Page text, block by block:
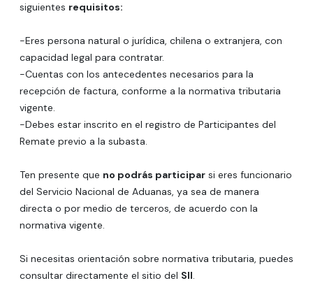
siguientes requisitos:
-Eres persona natural o jurídica, chilena o extranjera, con
capacidad legal para contratar.
-Cuentas con los antecedentes necesarios para la
recepción de factura, conforme a la normativa tributaria
vigente.
-Debes estar inscrito en el registro de Participantes del
Remate previo a la subasta.
Ten presente que no podrás participar si eres funcionario
del Servicio Nacional de Aduanas, ya sea de manera
directa o por medio de terceros, de acuerdo con la
normativa vigente.
Si necesitas orientación sobre normativa tributaria, puedes
consultar directamente el sitio del SII.